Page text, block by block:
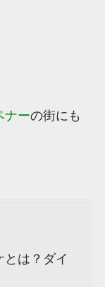
ナーの街にも
とは？ダイ